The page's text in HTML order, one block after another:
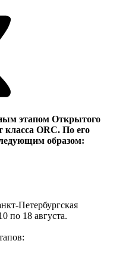
этапом Открытого
класса ORC. По его
образом:
Петербургская
по 18 августа.